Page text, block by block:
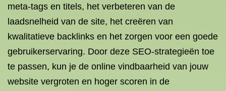
meta-tags en titels, het verbeteren van de
laadsnelheid van de site, het creëren van
kwalitatieve backlinks en het zorgen voor een goede
gebruikerservaring. Door deze SEO-strategieën toe
te passen, kun je de online vindbaarheid van jouw
website vergroten en hoger scoren in de